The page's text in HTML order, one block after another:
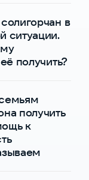
в
ситуации.
получить?
получить
к